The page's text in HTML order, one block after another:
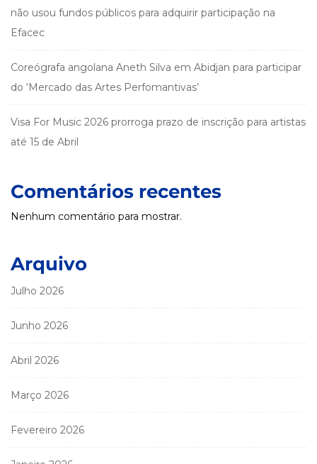
não usou fundos públicos para adquirir participação na
Efacec
Coreógrafa angolana Aneth Silva em Abidjan para participar
do ‘Mercado das Artes Perfomantivas’
Visa For Music 2026 prorroga prazo de inscrição para artistas
até 15 de Abril
Comentários recentes
Nenhum comentário para mostrar.
Arquivo
Julho 2026
Junho 2026
Abril 2026
Março 2026
Fevereiro 2026